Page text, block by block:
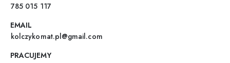
785 015 117
EMAIL
kolczykomat.pl@gmail.com
PRACUJEMY